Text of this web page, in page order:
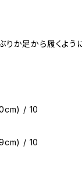
りか足から履くよう
/ 10
/ 10